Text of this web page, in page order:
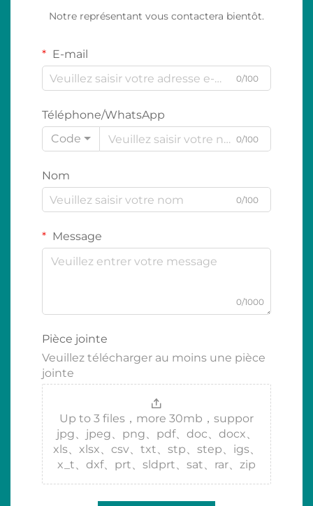
Notre représentant vous contactera bientôt.
E-mail
0/100
Téléphone/WhatsApp
Code
0/100
Nom
0/100
Message
0/1000
Pièce jointe
Veuillez télécharger au moins une pièce
jointe
Up to 3 files，more 30mb，suppor
jpg、jpeg、png、pdf、doc、docx、
xls、xlsx、csv、txt、stp、step、igs、
x_t、dxf、prt、sldprt、sat、rar、zip